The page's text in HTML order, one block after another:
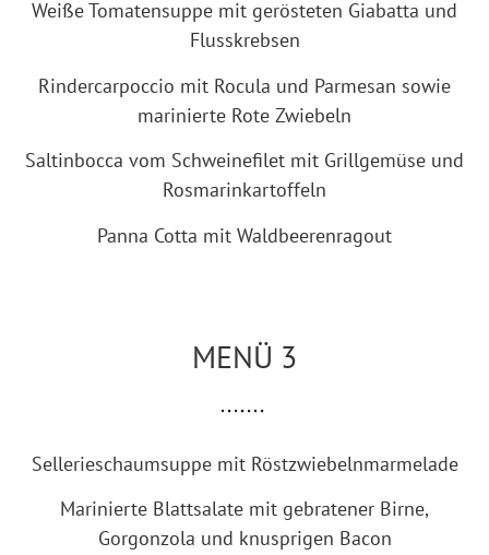
Weiße Tomatensuppe mit gerösteten Giabatta und
Flusskrebsen
Rindercarpoccio mit Rocula und Parmesan sowie
marinierte Rote Zwiebeln
Saltinbocca vom Schweinefilet mit Grillgemüse und
Rosmarinkartoffeln
Panna Cotta mit Waldbeerenragout
MENÜ 3
Sellerieschaumsuppe mit Röstzwiebelnmarmelade
Marinierte Blattsalate mit gebratener Birne,
Gorgonzola und knusprigen Bacon